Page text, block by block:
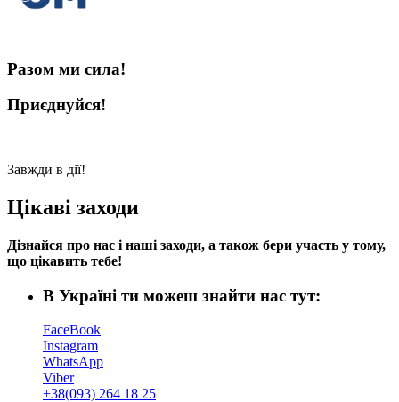
Разом ми сила!
Приєднуйся!
Завжди в дії!
Цікаві заходи
Дізнайся про нас і наші заходи, а також бери участь у тому,
що цікавить тебе!
В Україні ти можеш знайти нас тут:
FaceBook
Instagram
WhatsApp
Viber
+38(093) 264 18 25